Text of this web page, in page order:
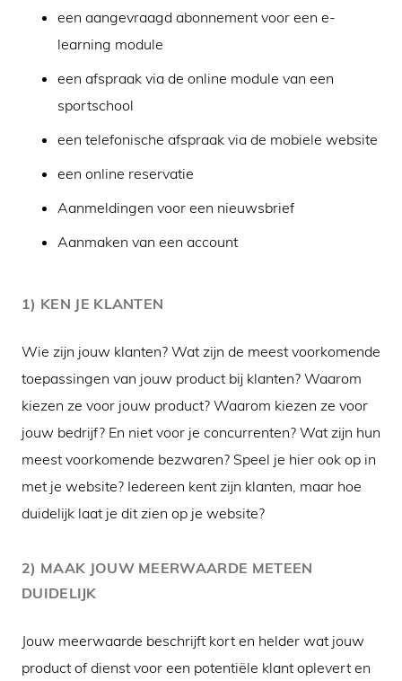
een aangevraagd abonnement voor een e-
learning module
een afspraak via de online module van een
sportschool
een telefonische afspraak via de mobiele website
een online reservatie
Aanmeldingen voor een nieuwsbrief
Aanmaken van een account
1) KEN JE KLANTEN
Wie zijn jouw klanten? Wat zijn de meest voorkomende
toepassingen van jouw product bij klanten? Waarom
kiezen ze voor jouw product? Waarom kiezen ze voor
jouw bedrijf? En niet voor je concurrenten? Wat zijn hun
meest voorkomende bezwaren? Speel je hier ook op in
met je website? Iedereen kent zijn klanten, maar hoe
duidelijk laat je dit zien op je website?
2) MAAK JOUW MEERWAARDE METEEN
DUIDELIJK
Jouw meerwaarde beschrijft kort en helder wat jouw
product of dienst voor een potentiële klant oplevert en